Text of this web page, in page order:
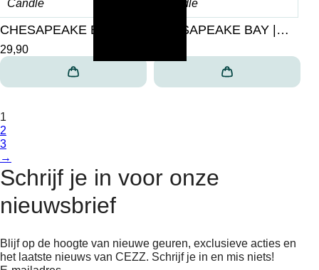
CHESAPEAKE BAY |
Ocean Blossom 3-Wick
Candle
29,90
CHESAPEAKE BAY |
Candle
1
2
3
→
Schrijf je in voor onze
nieuwsbrief
Blijf op de hoogte van nieuwe geuren, exclusieve acties en
het laatste nieuws van CEZZ. Schrijf je in en mis niets!